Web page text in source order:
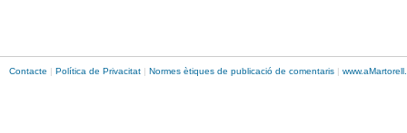
Contacte | Política de Privacitat | Normes ètiques de publicació de comentaris | www.aMartorell